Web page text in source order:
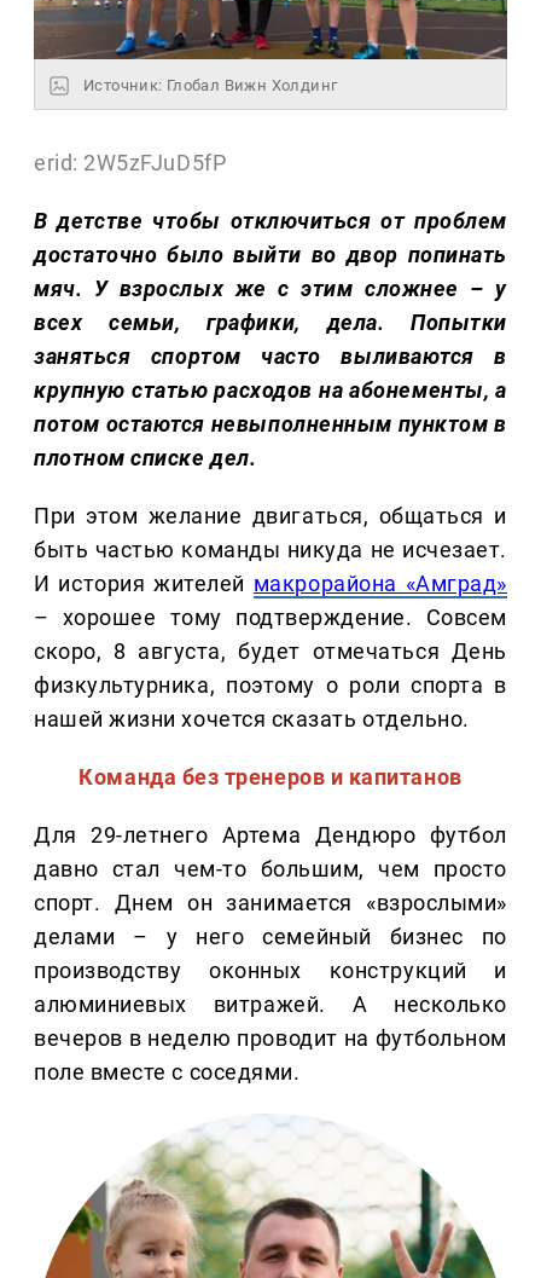
Источник: Глобал Вижн Холдинг
erid: 2W5zFJuD5fP
В детстве чтобы отключиться от проблем
достаточно было выйти во двор попинать
мяч. У взрослых же с этим сложнее – у
всех семьи, графики, дела. Попытки
заняться спортом часто выливаются в
крупную статью расходов на абонементы, а
потом остаются невыполненным пунктом в
плотном списке дел.
При этом желание двигаться, общаться и
быть частью команды никуда не исчезает.
И история жителей макрорайона «Амград»
– хорошее тому подтверждение. Совсем
скоро, 8 августа, будет отмечаться День
физкультурника, поэтому о роли спорта в
нашей жизни хочется сказать отдельно.
Команда без тренеров и капитанов
Для 29-летнего Артема Дендюро футбол
давно стал чем-то большим, чем просто
спорт. Днем он занимается «взрослыми»
делами – у него семейный бизнес по
производству оконных конструкций и
алюминиевых витражей. А несколько
вечеров в неделю проводит на футбольном
поле вместе с соседями.